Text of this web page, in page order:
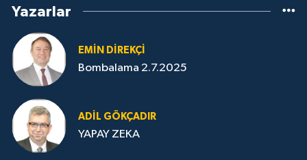
Yazarlar
EMIN DIREKÇI
Bombalama 2.7.2025
ADIL GÖKÇADIR
YAPAY ZEKA